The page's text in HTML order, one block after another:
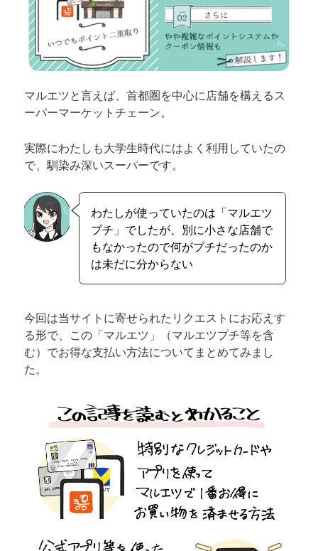
マルエツと言えば、首都圏を中心に店舗を構えるス
ーパーマーケットチェーン。
実際にわたしも大学生時代にはよく利用していたの
で、馴染み深いスーパーです。
わたしが使っていたのは「マルエツ
プチ」でしたが、別に小さな店舗で
もなかったので何がプチだったのか
は未だに分からない
今回は当サイトに寄せられたリクエストにお応えす
る形で、この「マルエツ」（マルエツプチ等を含
む）でお得な支払い方法についてまとめてみまし
た。